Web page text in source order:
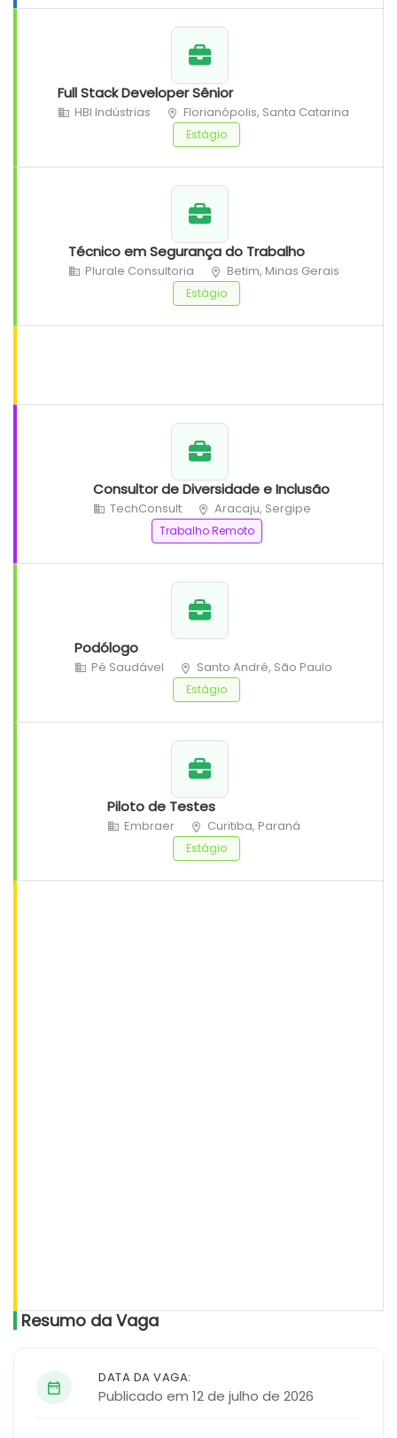
Full Stack Developer Sênior
HBI Indústrias Florianópolis, Santa Catarina
Estágio
Técnico em Segurança do Trabalho
Plurale Consultoria Betim, Minas Gerais
Estágio
Consultor de Diversidade e Inclusão
TechConsult Aracaju, Sergipe
Trabalho Remoto
Podólogo
Pé Saudável Santo André, São Paulo
Estágio
Piloto de Testes
Embraer Curitiba, Paraná
Estágio
Resumo da Vaga
DATA DA VAGA:
Publicado em 12 de julho de 2026